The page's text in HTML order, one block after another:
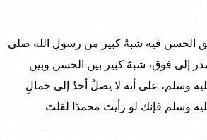
الحسن فيه شبهٌ كبير من رسولِ الله صلى
إلى فوق، شبهٌ كبير بين الحسن وبين
وسلم، على أنه لا يصلُ أحدٌ إلى جمالِ
وسلم فإنك لو رأيتَ محمدًا لقلتَ